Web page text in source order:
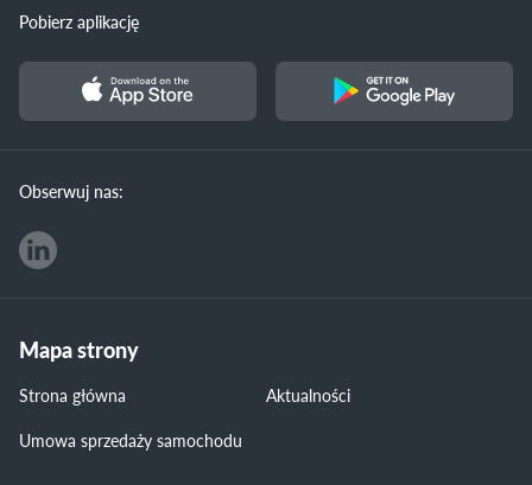
Pobierz aplikację
Obserwuj nas:
Mapa strony
Strona główna
Aktualności
Umowa sprzedaży samochodu